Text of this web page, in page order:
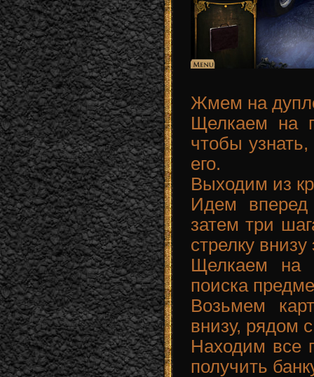
Жмем на
Щелкаем на
чтобы
его.
Выходим из
Идем
затем три
стрелку внизу
Щелкаем на
поиска
Возьмем
внизу, рядом
Находим все
получить